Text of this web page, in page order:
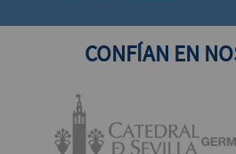
CONFÍAN EN